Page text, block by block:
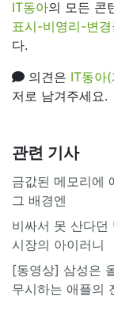
IT동아의 모든 콘
표시-비영리-변
다.
의견은 IT동아
저로 남겨주세요.
관련 기사
금값된 메모리에
그 배경엔
비싸서 못 산다던
시장의 아이러니
[동영상] 삼성은
무시하는 애플의